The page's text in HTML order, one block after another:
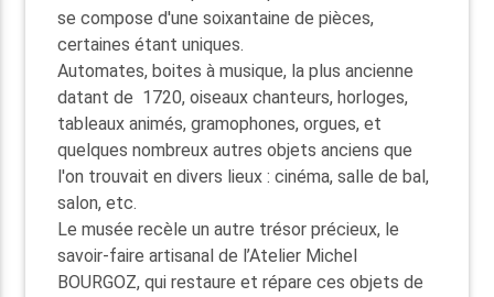
se compose d'une soixantaine de pièces,
certaines étant uniques.
Automates, boites à musique, la plus ancienne
datant de 1720, oiseaux chanteurs, horloges,
tableaux animés, gramophones, orgues, et
quelques nombreux autres objets anciens que
l'on trouvait en divers lieux : cinéma, salle de bal,
salon, etc.
Le musée recèle un autre trésor précieux, le
savoir-faire artisanal de l’Atelier Michel
BOURGOZ, qui restaure et répare ces objets de